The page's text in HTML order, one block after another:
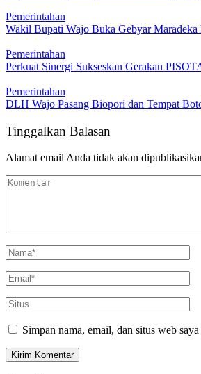
Pemerintahan
Wakil Bupati Wajo Buka Gebyar
Pemerintahan
Perkuat Sinergi Sukseskan Gerakan
Pemerintahan
DLH Wajo Pasang Biopori dan Tempat
Tinggalkan Balasan
Alamat email Anda tidak akan
Simpan nama, email, dan situs web